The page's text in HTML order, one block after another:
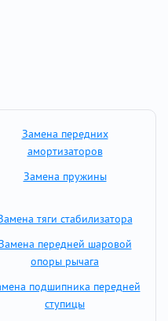
Замена передних
амортизаторов
Замена пружины
тяги стабилизатора
передней шаровой
опоры рычага
подшипника передней
ступицы